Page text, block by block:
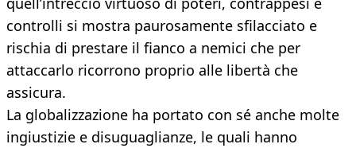
controlli si mostra paurosamente sfilacciato e
rischia di prestare il fianco a nemici che per
attaccarlo ricorrono proprio alle libertà che
assicura.
La globalizzazione ha portato con sé anche molte
ingiustizie e disuguaglianze, le quali hanno